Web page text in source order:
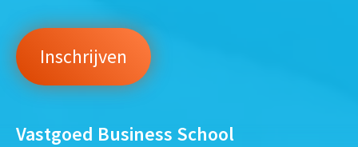
Vastgoed Business School